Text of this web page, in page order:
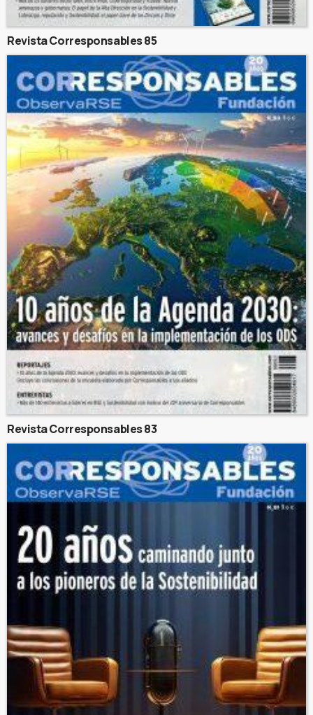
Revista Corresponsables 85
Revista Corresponsables 83